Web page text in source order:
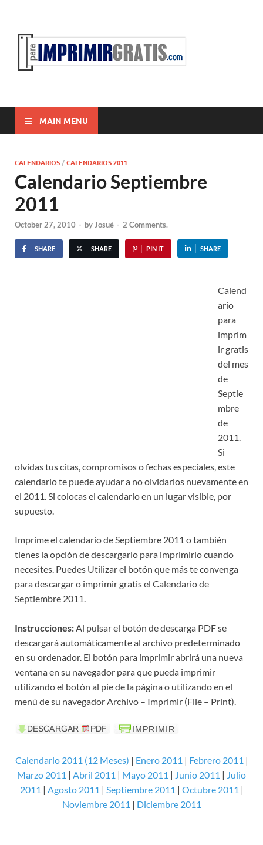
MAIN MENU
CALENDARIOS /CALENDARIOS 2011
Calendario Septiembre
2011
October 27, 2010 - byJosué - 2 Comments.
SHARE SHARE PIN IT SHARE
Calend
ario
para
imprim
ir gratis
del mes
de
Septie
mbre
de
2011.
Si
olvidas tus citas, compromisos o fechas especiales, este
calendario te puede ayudar a no olvidarlos nuevamente en
el 2011. Si colocas el calendario en un lugar visible, por
supuesto.
Imprime el calendario de Septiembre 2011 o también
tienes la opción de descargarlo para imprimirlo cuando
necesites. Puedes Utilizar el botón que más te convenga
para descargar o imprimir gratis el Calendario de
Septiembre 2011.
Instrucciones:Al pulsar el botón de descarga PDF se
descargará automáticamente al archivo predeterminado
en su ordenador. El botón para imprimir abrirá una nueva
ventana en su navegador para que pueda imprimir
utilizando el botón al pie de la página o utilizando en el
menú de su navegador Archivo – Imprimir (File – Print).
Calendario 2011 (12 Meses) | Enero 2011 | Febrero 2011 |
Marzo 2011 | Abril 2011 | Mayo 2011 | Junio 2011 | Julio
2011 | Agosto 2011 | Septiembre 2011 | Octubre 2011 |
Noviembre 2011 | Diciembre 2011